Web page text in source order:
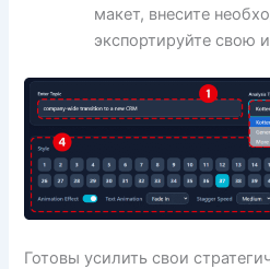
макет, внесите
экспортируйте свою
Готовы усилить свои